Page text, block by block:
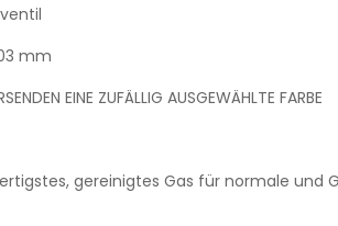
mm
EINE ZUFÄLLIG AUSGEWÄHLTE FARBE
gereinigtes Gas für normale und